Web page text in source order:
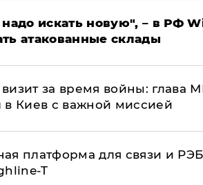
надо искать новую", – в РФ
атакованные склады
за время войны: глава
в Киев с важной миссией
платформа для связи и
T